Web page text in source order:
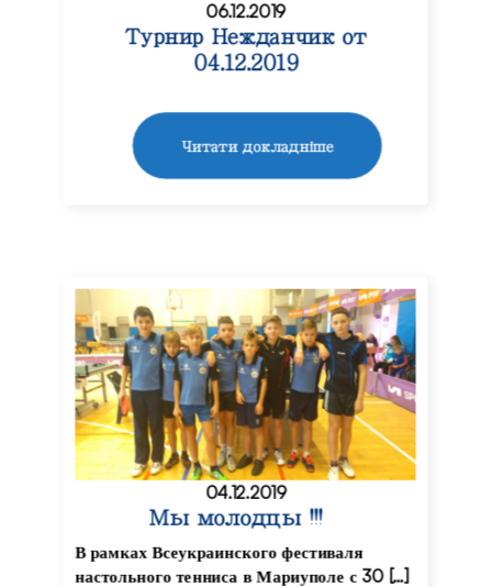
06.12.2019
Турнир Нежданчик от
04.12.2019
Читати докладніше
04.12.2019
Мы молодцы !!!
В рамках Всеукраинского фестиваля
настольного тенниса в Мариуполе с 30 […]